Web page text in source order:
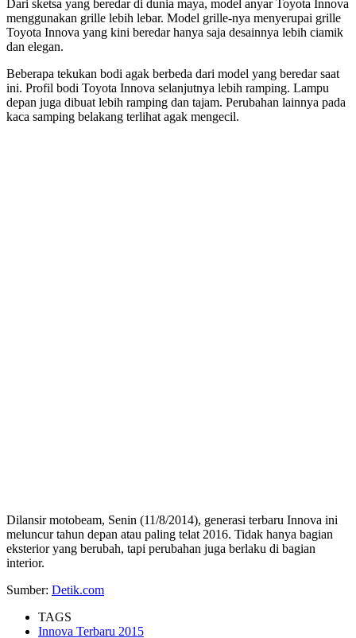
Dari sketsa yang beredar di dunia maya, model anyar Toyota Innova
menggunakan grille lebih lebar. Model grille-nya menyerupai grille
Toyota Innova yang kini beredar hanya saja desainnya lebih ciamik
dan elegan.
Beberapa tekukan bodi agak berbeda dari model yang beredar saat
ini. Profil bodi Toyota Innova selanjutnya lebih ramping. Lampu
depan juga dibuat lebih ramping dan tajam. Perubahan lainnya pada
kaca samping belakang terlihat agak mengecil.
Dilansir motobeam, Senin (11/8/2014), generasi terbaru Innova ini
meluncur tahun depan atau paling telat 2016. Tidak hanya bagian
eksterior yang berubah, tapi perubahan juga berlaku di bagian
interior.
Sumber: Detik.com
TAGS
Innova Terbaru 2015